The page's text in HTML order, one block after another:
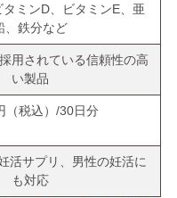
タミンD、ビタミンE、亜
、鉄分など
用されている信頼性の高
い製品
（税込）/30日分
活サプリ、男性の妊活に
も対応